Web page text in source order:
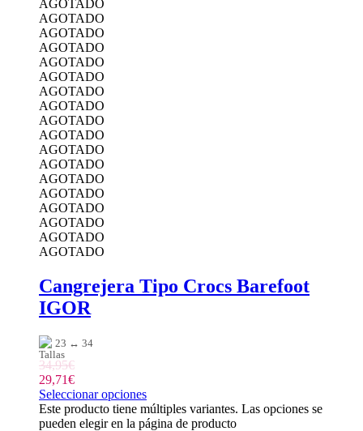
AGOTADO
AGOTADO
AGOTADO
AGOTADO
AGOTADO
AGOTADO
AGOTADO
AGOTADO
AGOTADO
AGOTADO
AGOTADO
AGOTADO
AGOTADO
AGOTADO
AGOTADO
AGOTADO
AGOTADO
AGOTADO
Cangrejera Tipo Crocs Barefoot
IGOR
23 ↔ 34
34,95€
29,71€
Seleccionar opciones
Este producto tiene múltiples variantes. Las opciones se
pueden elegir en la página de producto